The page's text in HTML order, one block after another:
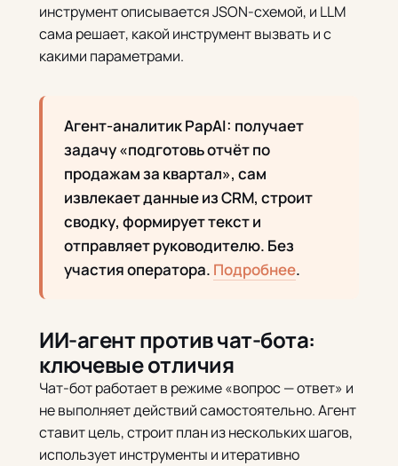
инструмент описывается JSON-схемой, и LLM
сама решает, какой инструмент вызвать и с
какими параметрами.
Агент-аналитик PapAI: получает
задачу «подготовь отчёт по
продажам за квартал», сам
извлекает данные из CRM, строит
сводку, формирует текст и
отправляет руководителю. Без
участия оператора. Подробнее.
ИИ-агент против чат-бота:
ключевые отличия
Чат-бот работает в режиме «вопрос — ответ» и
не выполняет действий самостоятельно. Агент
ставит цель, строит план из нескольких шагов,
использует инструменты и итеративно